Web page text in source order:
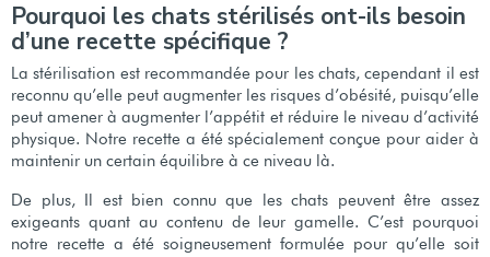
Pourquoi les chats stérilisés ont-ils besoin
d’une recette spécifique ?
La stérilisation est recommandée pour les chats, cependant il est
reconnu qu’elle peut augmenter les risques d’obésité, puisqu’elle
peut amener à augmenter l’appétit et réduire le niveau d’activité
physique. Notre recette a été spécialement conçue pour aider à
maintenir un certain équilibre à ce niveau là.
De plus, Il est bien connu que les chats peuvent être assez
exigeants quant au contenu de leur gamelle. C’est pourquoi
notre recette a été soigneusement formulée pour qu’elle soit